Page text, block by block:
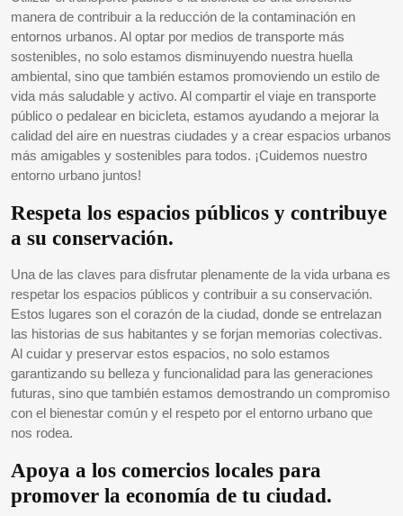
manera de contribuir a la reducción de la contaminación en
entornos urbanos. Al optar por medios de transporte más
sostenibles, no solo estamos disminuyendo nuestra huella
ambiental, sino que también estamos promoviendo un estilo de
vida más saludable y activo. Al compartir el viaje en transporte
público o pedalear en bicicleta, estamos ayudando a mejorar la
calidad del aire en nuestras ciudades y a crear espacios urbanos
más amigables y sostenibles para todos. ¡Cuidemos nuestro
entorno urbano juntos!
Respeta los espacios públicos y contribuye
a su conservación.
Una de las claves para disfrutar plenamente de la vida urbana es
respetar los espacios públicos y contribuir a su conservación.
Estos lugares son el corazón de la ciudad, donde se entrelazan
las historias de sus habitantes y se forjan memorias colectivas.
Al cuidar y preservar estos espacios, no solo estamos
garantizando su belleza y funcionalidad para las generaciones
futuras, sino que también estamos demostrando un compromiso
con el bienestar común y el respeto por el entorno urbano que
nos rodea.
Apoya a los comercios locales para
promover la economía de tu ciudad.